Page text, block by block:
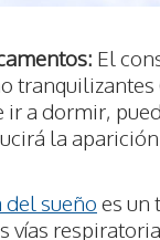
El
ir a dormir,
la
del sueño es un